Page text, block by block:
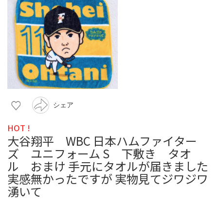
シェア
HOT !
大谷翔平 WBC 日本ハムファイター
ズ ユニフォーム S 下敷き タオ
ル おまけ 手元にタオルが届きました
実感無かったですが 実物見てジワジワ
湧いて